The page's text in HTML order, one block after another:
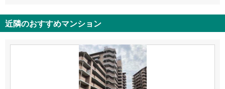
近隣のおすすめマンション